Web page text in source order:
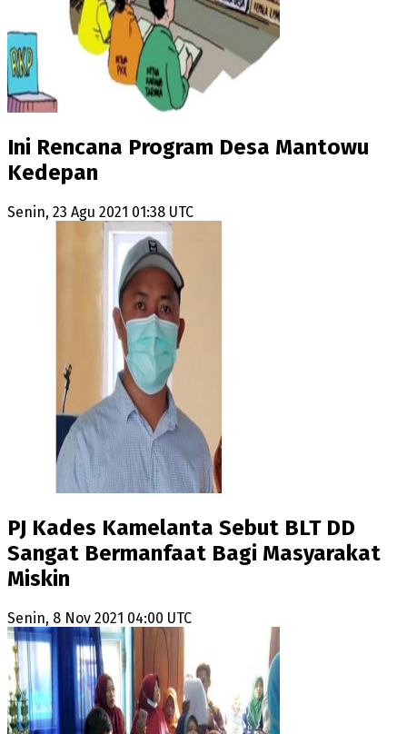
Ini Rencana Program Desa Mantowu
Kedepan
Senin, 23 Agu 2021 01:38 UTC
PJ Kades Kamelanta Sebut BLT DD
Sangat Bermanfaat Bagi Masyarakat
Miskin
Senin, 8 Nov 2021 04:00 UTC